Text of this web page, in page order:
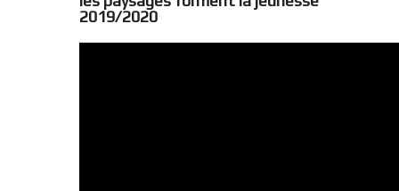
2019/2020